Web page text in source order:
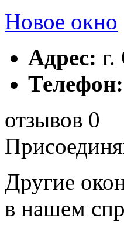
Новое окно
Адрес:
Телефон:
отзывов 0
Другие
в нашем